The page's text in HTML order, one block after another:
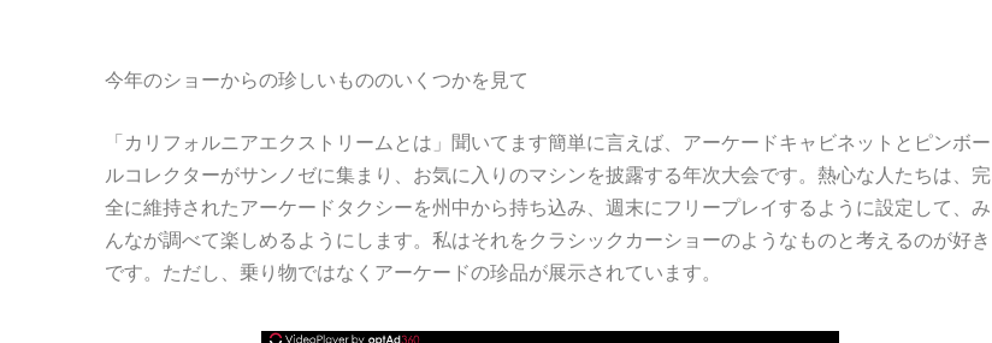
今年のショーからの珍しいもののいくつかを見て
「カリフォルニアエクストリームとは」聞いてます簡単に言えば、アーケードキャビネットとピンボー
ルコレクターがサンノゼに集まり、お気に入りのマシンを披露する年次大会です。熱心な人たちは、完
全に維持されたアーケードタクシーを州中から持ち込み、週末にフリープレイするように設定して、み
んなが調べて楽しめるようにします。私はそれをクラシックカーショーのようなものと考えるのが好き
です。ただし、乗り物ではなくアーケードの珍品が展示されています。